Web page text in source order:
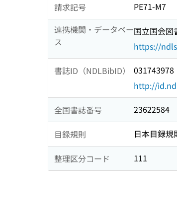
請求記号
PE71-M7
連携機関・データベー
ス
国立国会図
https://
書誌ID（NDLBibID）
031743978
http://
全国書誌番号 23622584
目録規則 日本目録規
整理区分コード 111